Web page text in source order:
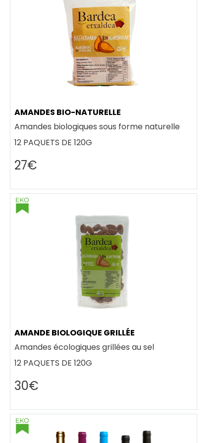
AMANDES BIO-NATURELLE
Amandes biologiques sous forme naturelle
12 PAQUETS DE 120G
27€
AMANDE BIOLOGIQUE GRILLÉE
Amandes écologiques grillées au sel
12 PAQUETS DE 120G
30€